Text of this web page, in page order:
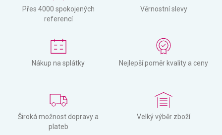
Přes 4000 spokojených
referencí
Věrnostní slevy
Nákup na splátky Nejlepší poměr kvality a ceny
Široká možnost dopravy a
plateb
Velký výběr zboží